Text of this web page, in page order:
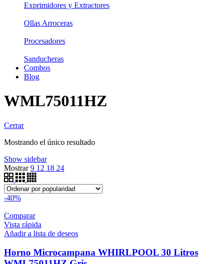
Exprimidores y Extractores
Ollas Arroceras
Procesadores
Sanducheras
Combos
Blog
WML75011HZ
Cerrar
Mostrando el único resultado
Show sidebar
Mostrar9 12 18 24
-40%
Comparar
Vista rápida
Añadir a lista de deseos
Horno Microcampana WHIRLPOOL 30 Litros